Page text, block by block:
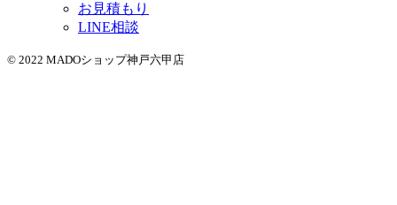
お見積もり
LINE相談
© 2022 MADOショップ神戸六甲店